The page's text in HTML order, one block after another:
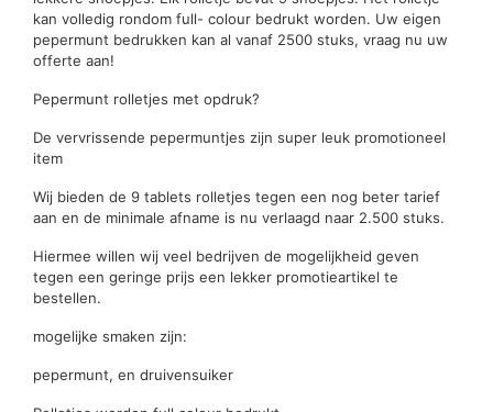
kan volledig rondom full- colour bedrukt worden. Uw eigen
pepermunt bedrukken kan al vanaf 2500 stuks, vraag nu uw
offerte aan!
Pepermunt rolletjes met opdruk?
De vervrissende pepermuntjes zijn super leuk promotioneel
item
Wij bieden de 9 tablets rolletjes tegen een nog beter tarief
aan en de minimale afname is nu verlaagd naar 2.500 stuks.
Hiermee willen wij veel bedrijven de mogelijkheid geven
tegen een geringe prijs een lekker promotieartikel te
bestellen.
mogelijke smaken zijn:
pepermunt, en druivensuiker